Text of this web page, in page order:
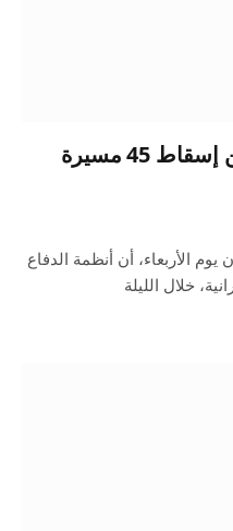
في ليلة واحدة.. روسيا تعلن إسقاط 45 مسيرة
الأربعاء، أن أنظمة الدفاع
خلال الليلة